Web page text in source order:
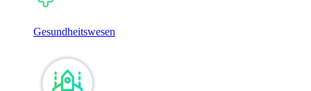
Gesundheitswesen